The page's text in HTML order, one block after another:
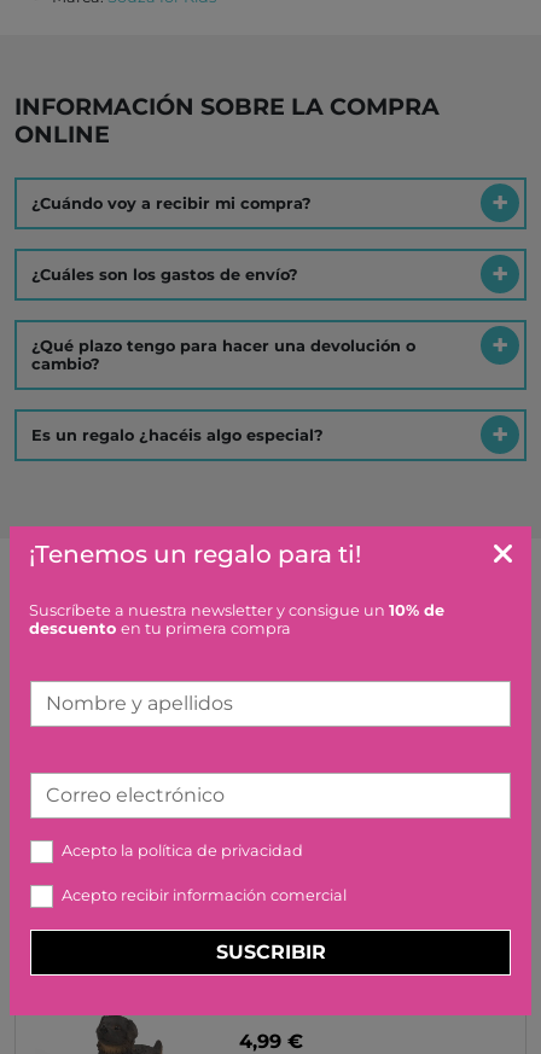
INFORMACIÓN SOBRE LA COMPRA
ONLINE
¿Cuándo voy a recibir mi compra?
¿Cuáles son los gastos de envío?
¿Qué plazo tengo para hacer una devolución o
cambio?
Es un regalo ¿hacéis algo especial?
Artículos similares o que combinan
BUKI ESTUDIO
CACHORRO DE PASTOR
4,99 €
¡Tenemos un regalo para ti!
Suscríbete a nuestra newsletter y consigue un 10% de
descuento en tu primera compra
Nombre y apellidos
Correo electrónico
Acepto la política de privacidad
Acepto recibir información comercial
SUSCRIBIR